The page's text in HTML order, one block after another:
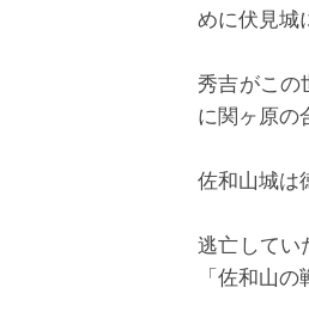
めに伏見城
秀吉がこの
に関ヶ原の
佐和山城は
逃亡してい
「佐和山の